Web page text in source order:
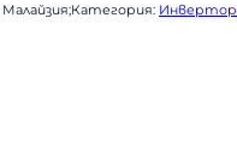
Малайзия;Категория: